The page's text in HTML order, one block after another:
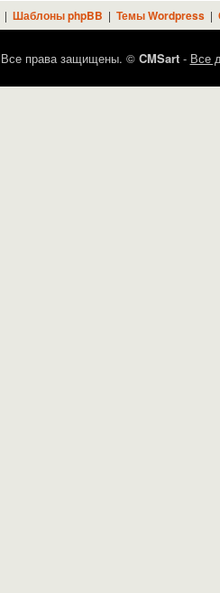
| Шаблоны phpBB | Темы Wordpress|
Все права защищены. © CMSart- Все